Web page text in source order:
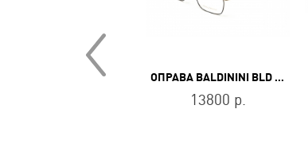
ОПРАВА BALDININI BLD 2455 MGM 603
13800 р.